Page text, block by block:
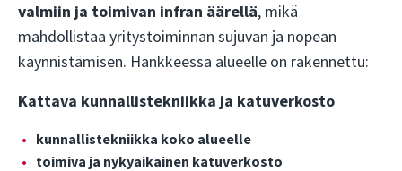
valmiin ja toimivan infran äärellä, mikä
mahdollistaa yritystoiminnan sujuvan ja nopean
käynnistämisen. Hankkeessa alueelle on rakennettu:
Kattava kunnallistekniikka ja katuverkosto
kunnallistekniikka koko alueelle
toimiva ja nykyaikainen katuverkosto